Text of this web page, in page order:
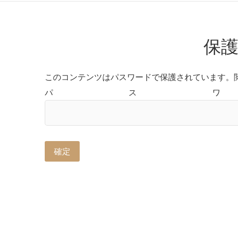
保
このコンテンツはパスワードで保護されています
パス